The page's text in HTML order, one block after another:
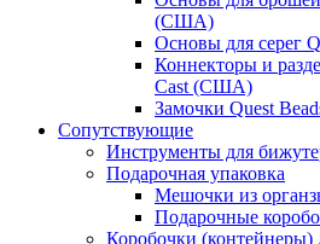
(США)
Основы для серег
Коннекторы и
Cast (США)
Замочки Quest
Сопутствующие
Инструменты для
Подарочная упаковка
Мешочки из
Подарочные
Коробочки (контейнеры)